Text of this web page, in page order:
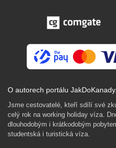
O autorech portálu
Jsme cestovatelé, kteří sdílí své
celý rok na working holiday víza.
dlouhodobým i krátkodobým
studentská i turistická víza.